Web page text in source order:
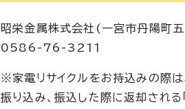
昭栄金属株式会社(一宮市丹陽町
0586-76-3211
※家電リサイクルをお持込みの際は
振り込み、振込した際に返却され